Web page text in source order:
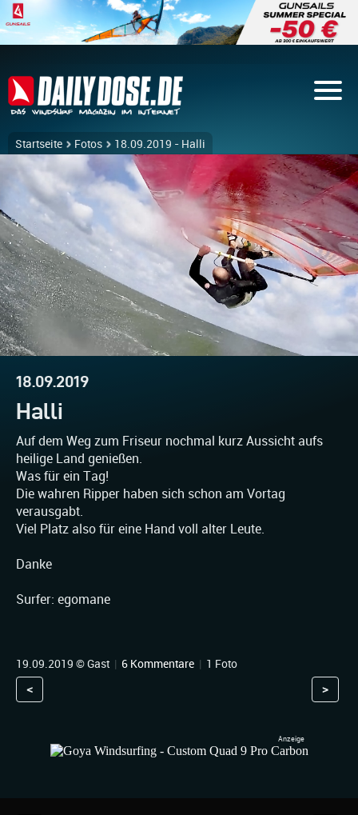
Startseite Fotos 18.09.2019 - Halli
18.09.2019
Halli
Auf dem Weg zum Friseur nochmal kurz Aussicht aufs
heilige Land genießen.
Was für ein Tag!
Die wahren Ripper haben sich schon am Vortag
verausgabt.
Viel Platz also für eine Hand voll alter Leute.
Danke
Surfer: egomane
19.09.2019 © Gast | 6 Kommentare | 1 Foto
< >